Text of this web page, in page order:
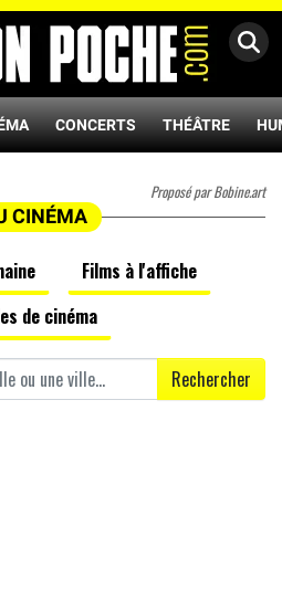
CONCERTS THÉÂTRE
Proposé par Bobine.art
CINÉMA
Films à l'affiche
de cinéma
Rechercher